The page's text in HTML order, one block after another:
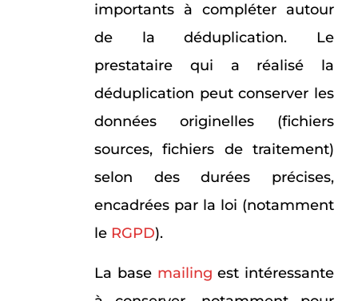
importants à compléter autour
de la déduplication. Le
prestataire qui a réalisé la
déduplication peut conserver les
données originelles (fichiers
sources, fichiers de traitement)
selon des durées précises,
encadrées par la loi (notamment
le RGPD).
La base mailing est intéressante